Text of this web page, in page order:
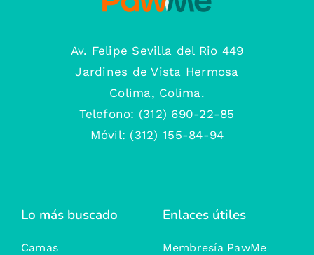
Av. Felipe Sevilla del Rio 449
Jardines de Vista Hermosa
Colima, Colima.
Telefono: (312) 690-22-85
Móvil: (312) 155-84-94
Lo más buscado
Camas
Enlaces útiles
Membresía PawMe